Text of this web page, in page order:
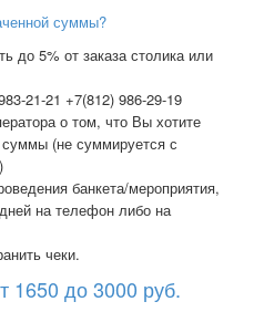
суммы?
до 5% от заказа столика или
21-21 +7(812) 986-29-19
о том, что Вы хотите
суммы (не суммируется с
банкета/мероприятия,
на телефон либо на
чеки.
1650 до 3000 руб.